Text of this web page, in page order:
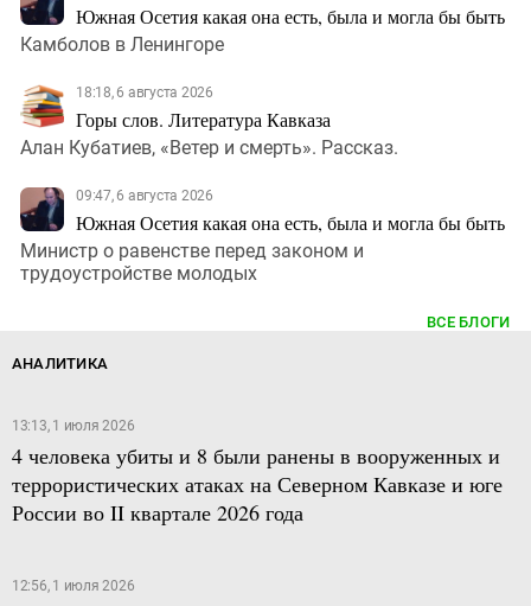
Южная Осетия какая она есть, была и могла бы быть
Камболов в Ленингоре
18:18, 6 августа 2026
Горы слов. Литература Кавказа
Алан Кубатиев, «Ветер и смерть». Рассказ.
09:47, 6 августа 2026
Южная Осетия какая она есть, была и могла бы быть
Министр о равенстве перед законом и
трудоустройстве молодых
ВСЕ БЛОГИ
АНАЛИТИКА
13:13, 1 июля 2026
4 человека убиты и 8 были ранены в вооруженных и
террористических атаках на Северном Кавказе и юге
России во II квартале 2026 года
12:56, 1 июля 2026